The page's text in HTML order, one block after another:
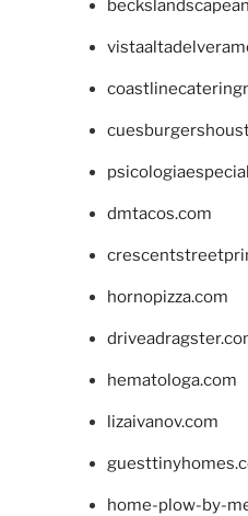
dmtacos.com
hornopizza.com
hematologa.com
lizaivanov.com
home-plow-by-